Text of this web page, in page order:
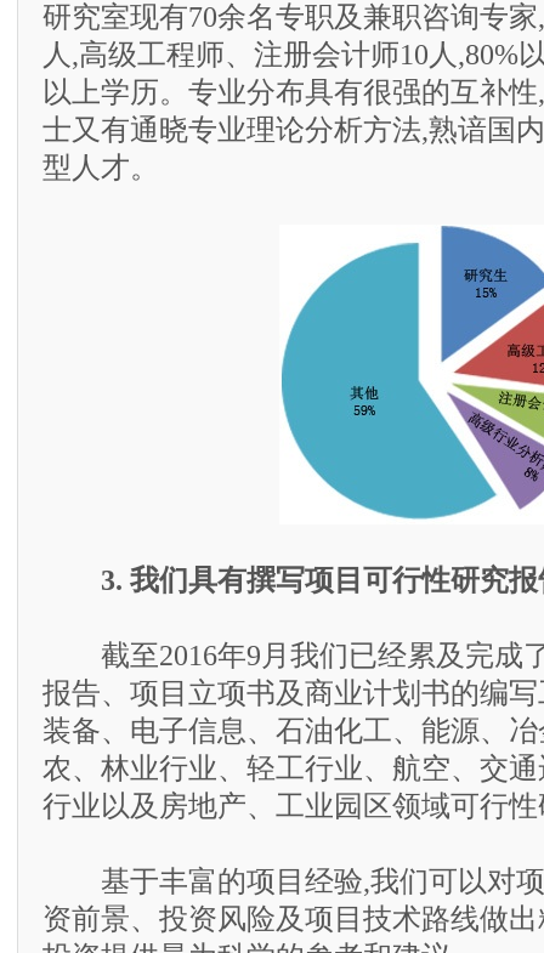
研究室现有70余名专职及兼职咨询专
人,高级工程师、注册会计师10人,80%
以上学历。专业分布具有很强的互补
士又有通晓专业理论分析方法,熟谙国
型人才。
3. 我们具有撰写项目可行性研究
截至2016年9月我们已经累及完成
报告、项目立项书及商业计划书的编
装备、电子信息、石油化工、能源、
农、林业行业、轻工行业、航空、交
行业以及房地产、工业园区领域可行
基于丰富的项目经验,我们可以对项
资前景、投资风险及项目技术路线做